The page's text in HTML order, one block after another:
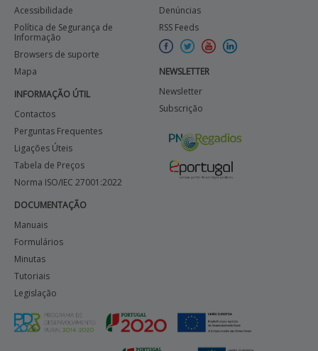
Acessibilidade
Política de Segurança de
Informação
Browsers de suporte
Mapa
INFORMAÇÃO ÚTIL
Contactos
Perguntas Frequentes
Ligações Úteis
Tabela de Preços
Norma ISO/IEC 27001:2022
DOCUMENTAÇÃO
Manuais
Formulários
Minutas
Tutoriais
Legislação
Denúncias
RSS Feeds
NEWSLETTER
Newsletter
Subscrição